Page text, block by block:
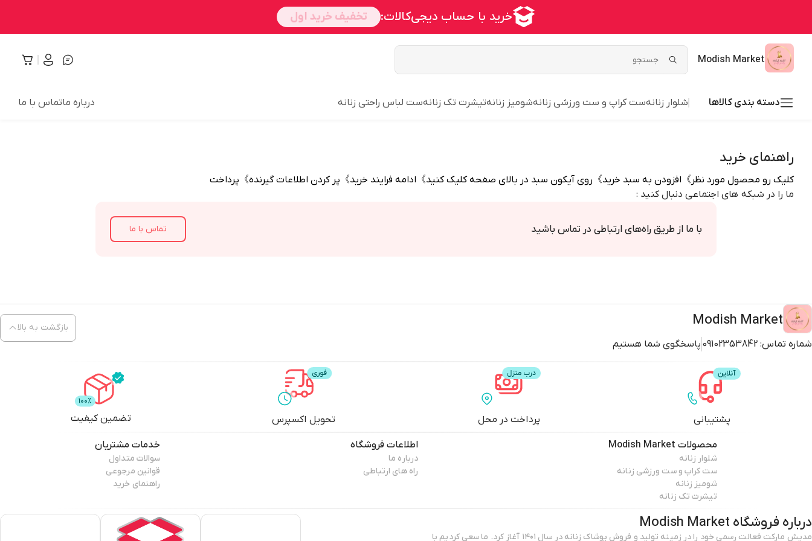
Modish Market
دسته بندی کالاها شلوار زنانهست کراپ و ست ورزشی زنانهشومیز زنانهتیشرت تک زنانهست لباس راحتی زنانه درباره ماتماس با ما
راهنمای خرید
کلیک رو محصول مورد نظر》افزودن به سبد خرید》روی آیکون سبد در بالای صفحه کلیک کنید》ادامه فرایند خرید》پر کردن اطلاعات گیرنده》پرداخت
ما را در شبکه های اجتماعی دنبال کنید :
با ما از طریق راه‌های ارتباطی در تماس باشید تماس با ما
Modish Market
شماره تماس: 09102353842 پاسخگوی شما هستیم
بازگشت به بالا
پشتیبانی پرداخت در محل تحویل اکسپرس تضمین کیفیت
محصولات Modish Market
شلوار زنانه
ست کراپ و ست ورزشی زنانه
شومیز زنانه
تیشرت تک زنانه
اطلاعات فروشگاه
درباره ما
راه های ارتباطی
خدمات مشتریان
سوالات متداول
قوانین مرجوعی
راهنمای خرید
درباره فروشگاه Modish Market
مدیش مارکت فعالت رسمی خود را در زمینه تولید و فروش پوشاک زنانه در سال ۱۴۰۱ آغاز کرد. ما سعی کردیم با